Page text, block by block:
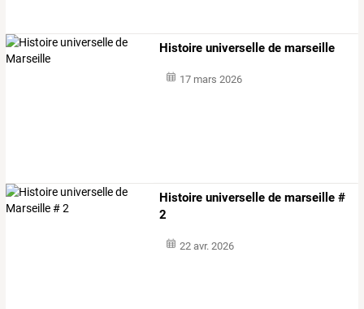
Histoire universelle de marseille
17 mars 2026
Histoire universelle de marseille #
2
22 avr. 2026